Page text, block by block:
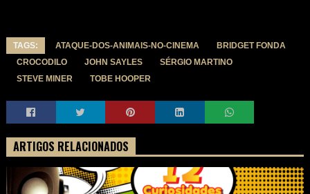
TAGS: ATAQUE-DOS-ANIMAIS-NO-CINEMA
BRIDGET FONDA
CROCODILO
JOHN SAYLES
SÉRGIO MARTINO
STEVE MINER
TOBE HOOPER
ARTIGOS RELACIONADOS